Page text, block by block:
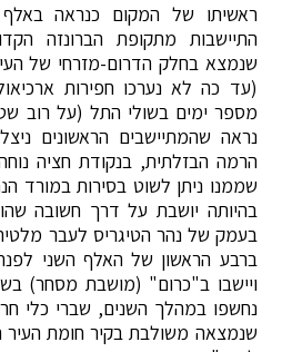
ראשיתו של המקום כנראה
התיישבות מתקופת הברונזה
שנמצא בחלק הדרום-מזרחי של
(עד כה לא נערכו חפירות
מספר ימים בשולי התל (על רוב
נראה שהמתיישבים הראשונים
הרמה הבזלתית, בנקודת חציה
שממנו ניתן לשוט בסירות במורד
בהיותה יושבת על דרך חשובה
בעמק של נהר הטיגריס לעבר
ברבע הראשון של האלף השני
ויישבו ב"כרום" (מושבת מסחר)
נחשפו במהלך השנים, שברי כלי
שנמצאה משולבת בקיר חומת העיר